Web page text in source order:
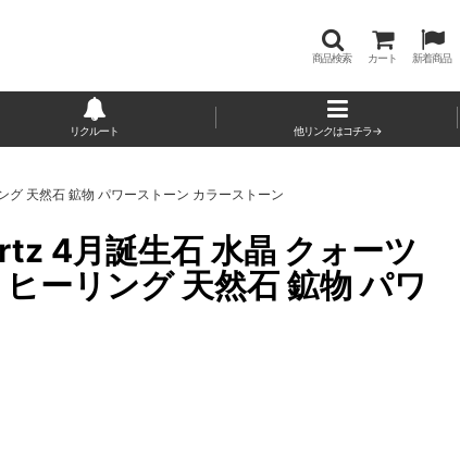
商品検索 カート 新着商品
リクルート 他リンクはコチラ→
天然石 鉱物 パワーストーン カラーストーン
4月誕生石 水晶 クォーツ
ーリング 天然石 鉱物 パワ